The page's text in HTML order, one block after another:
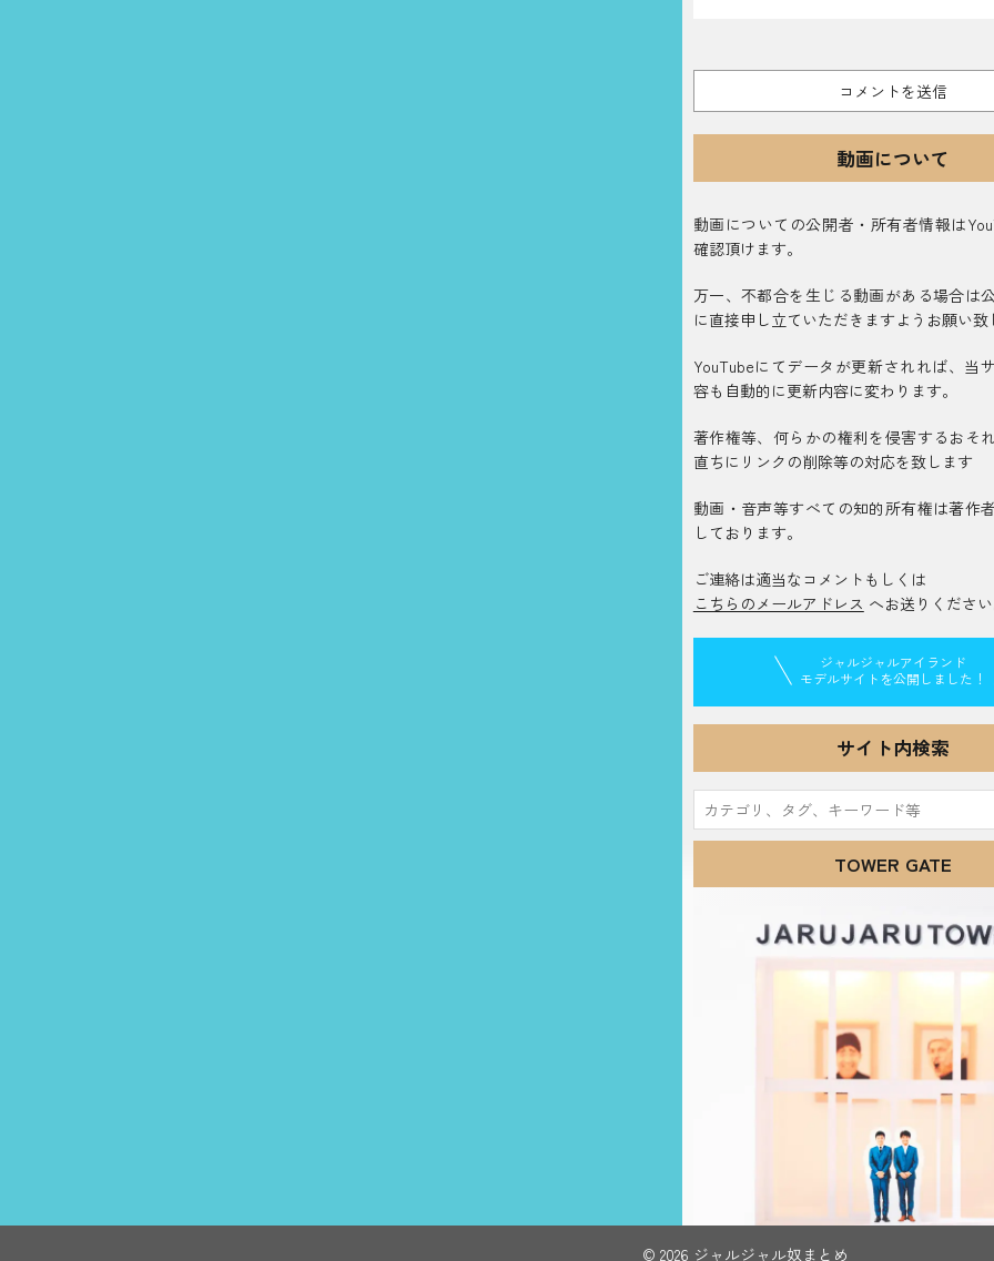
動画について
動画についての公開者・所有者情報は
確認頂けます。
万一、不都合を生じる動画がある場合は
に直接申し立ていただきますようお願い致
YouTubeにてデータが更新されれば、当
容も自動的に更新内容に変わります。
著作権等、何らかの権利を侵害するおそ
直ちにリンクの削除等の対応を致します
動画・音声等すべての知的所有権は著作
しております。
ご連絡は適当なコメントもしくは
こちらのメールアドレス へお送りください
ジャルジャルアイランド
モデルサイトを公開しました！
サイト内検索
索:
TOWER GATE
© 2026 ジャルジャル奴まとめ